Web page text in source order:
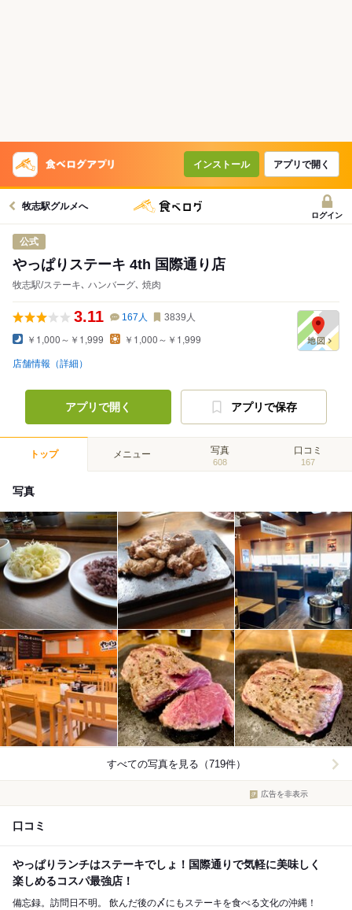
インストール アプリで開く
牧志駅グルメへ
ログイン
公式
やっぱりステーキ 4th 国際通り店
牧志駅/ステーキ､ ハンバーグ､ 焼肉
3.11 167 人 3839 人
￥1,000～￥1,999 ￥1,000～￥1,999
店舗情報（詳細）
アプリで開く アプリで保存
トップ メニュー 写真
608
口コミ
167
写真
すべての写真を見る（719件）
広告を非表示
口コミ
やっぱりランチはステーキでしょ！国際通りで気軽に美味しく
楽しめるコスパ最強店！
備忘録。訪問日不明。 飲んだ後の〆にもステーキを食べる文化の沖縄！